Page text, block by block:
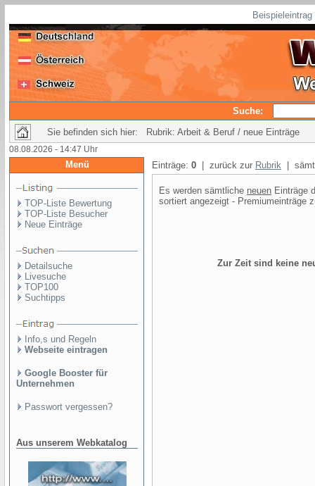
Suche:
Sie befinden sich hier: Rubrik: Arbeit & Beruf / neue Einträge
08.08.2026 - 14:47 Uhr
Menü
TOP-Liste Bewertung
TOP-Liste Besucher
Neue Einträge
Detailsuche
Livesuche
TOP100
Suchtipps
Info,s und Regeln
Webseite eintragen
Google Booster für
Unternehmen
Passwort vergessen?
Aus unserem Webkatalog
Einträge: 0 | zurück zur Rubrik |
Es werden sämtliche neuen Einträge
sortiert angezeigt - Premiumeinträge
Zur Zeit sind keine